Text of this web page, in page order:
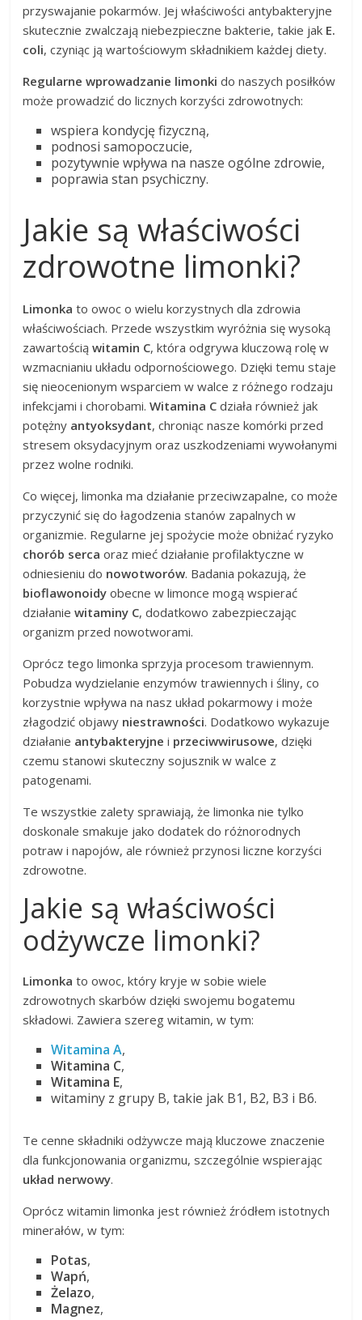
przyswajanie pokarmów. Jej właściwości antybakteryjne
skutecznie zwalczają niebezpieczne bakterie, takie jak E.
coli, czyniąc ją wartościowym składnikiem każdej diety.
Regularne wprowadzanie limonki do naszych posiłków
może prowadzić do licznych korzyści zdrowotnych:
wspiera kondycję fizyczną,
podnosi samopoczucie,
pozytywnie wpływa na nasze ogólne zdrowie,
poprawia stan psychiczny.
Jakie są właściwości
zdrowotne limonki?
Limonka to owoc o wielu korzystnych dla zdrowia
właściwościach. Przede wszystkim wyróżnia się wysoką
zawartościąwitamin C, która odgrywa kluczową rolę w
wzmacnianiu układu odpornościowego. Dzięki temu staje
się nieocenionym wsparciem w walce z różnego rodzaju
infekcjami i chorobami.Witamina C działa również jak
potężny antyoksydant, chroniąc nasze komórki przed
stresem oksydacyjnym oraz uszkodzeniami wywołanymi
przez wolne rodniki.
Co więcej, limonka ma działanie przeciwzapalne, co może
przyczynić się do łagodzenia stanów zapalnych w
organizmie. Regularne jej spożycie może obniżać ryzyko
chorób serca oraz mieć działanie profilaktyczne w
odniesieniu do nowotworów. Badania pokazują, że
bioflawonoidy obecne w limonce mogą wspierać
działaniewitaminy C, dodatkowo zabezpieczając
organizm przed nowotworami.
Oprócz tego limonka sprzyja procesom trawiennym.
Pobudza wydzielanie enzymów trawiennych i śliny, co
korzystnie wpływa na nasz układ pokarmowy i może
złagodzić objawy niestrawności. Dodatkowo wykazuje
działanie antybakteryjne i przeciwwirusowe, dzięki
czemu stanowi skuteczny sojusznik w walce z
patogenami.
Te wszystkie zalety sprawiają, że limonka nie tylko
doskonale smakuje jako dodatek do różnorodnych
potraw i napojów, ale również przynosi liczne korzyści
zdrowotne.
Jakie są właściwości
odżywcze limonki?
Limonka to owoc, który kryje w sobie wiele
zdrowotnych skarbów dzięki swojemu bogatemu
składowi. Zawiera szereg witamin, w tym:
Witamina A,
Witamina C,
Witamina E,
witaminy z grupy B, takie jak B1, B2, B3 i B6.
Te cenne składniki odżywcze mają kluczowe znaczenie
dla funkcjonowania organizmu, szczególnie wspierając
układ nerwowy.
Oprócz witamin limonka jest również źródłem istotnych
minerałów, w tym:
Potas,
Wapń,
Żelazo,
Magnez,